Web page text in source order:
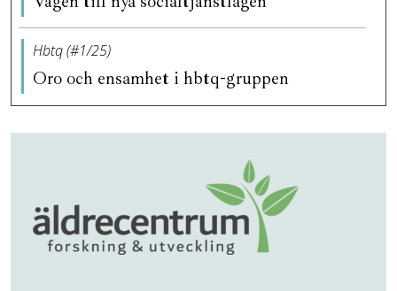
Hbtq (#1/25)
Oro och ensamhet i hbtq-gruppen